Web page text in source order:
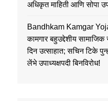
अधिकृत माहिती आणि सोपा
Bandhkam Kamgar
कामगार बहुउद्देशीय सामाजिक
दिन उत्साहात; सचिन टिके
लेंभे उपाध्यक्षपदी बिनविरोध!